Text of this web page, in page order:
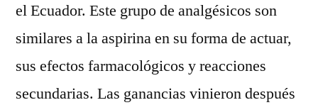
el Ecuador. Este grupo de analgésicos son
similares a la aspirina en su forma de actuar,
sus efectos farmacológicos y reacciones
secundarias. Las ganancias vinieron después